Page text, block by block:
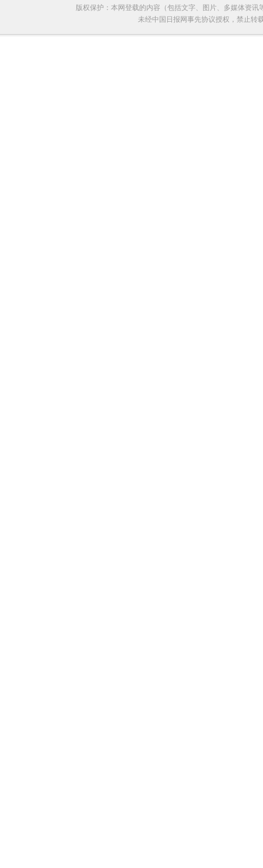
版权保护：本网登载的内容（包括文字、图片、多媒体资
未经中国日报网事先协议授权，禁止转